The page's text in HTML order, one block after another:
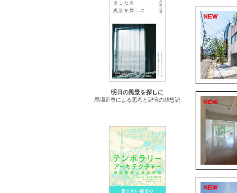
明日の風景を探しに
馬場正尊による思考と記憶の雑想記